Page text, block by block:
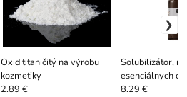
Oxid titaničitý na výrobu
kozmetiky
2.89 €
Solubilizátor,
esenciálnych
8.29 €